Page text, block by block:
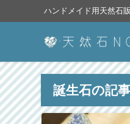
ハンドメイド用天然石
誕生石の記